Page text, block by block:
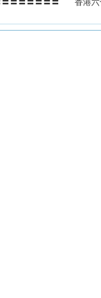
〓〓〓〓〓〓
香港